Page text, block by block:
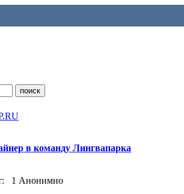
в команду Лингвапарка
1 Анонимно